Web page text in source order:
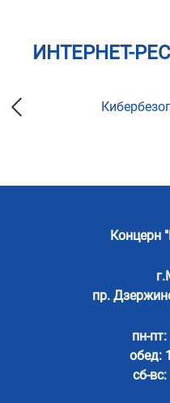
ИНТЕРНЕТ-
Концерн
пр.
пн-
обед:
сб-